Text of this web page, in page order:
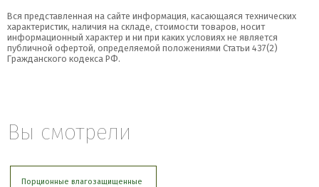
Вся представленная на сайте информация, касающаяся технических
характеристик, наличия на складе, стоимости товаров, носит
информационный характер и ни при каких условиях не является
публичной офертой, определяемой положениями Статьи 437(2)
Гражданского кодекса РФ.
Вы смотрели
Порционные влагозащищенные